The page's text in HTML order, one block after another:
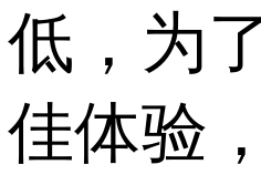
低，为
佳体验